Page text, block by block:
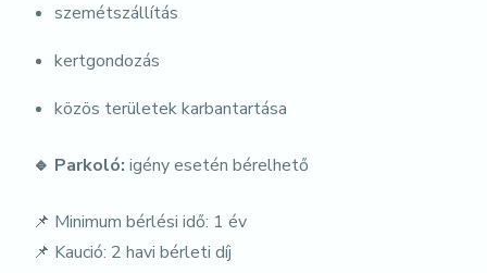
szemétszállítás
kertgondozás
közös területek karbantartása
🔹 Parkoló: igény esetén bérelhető
📌 Minimum bérlési idő: 1 év
📌 Kaució: 2 havi bérleti díj